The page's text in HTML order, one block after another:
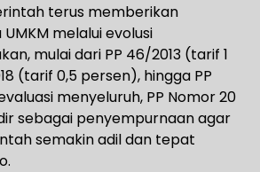
terus memberikan
melalui evolusi
mulai dari PP 46/2013 (tarif 1
(tarif 0,5 persen), hingga PP
menyeluruh, PP Nomor 20
sebagai penyempurnaan agar
semakin adil dan tepat